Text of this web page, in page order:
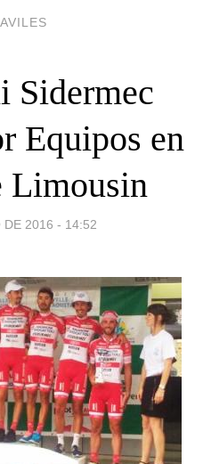
Sidermec
Equipos en
Limousin
DE 2016 - 14:52